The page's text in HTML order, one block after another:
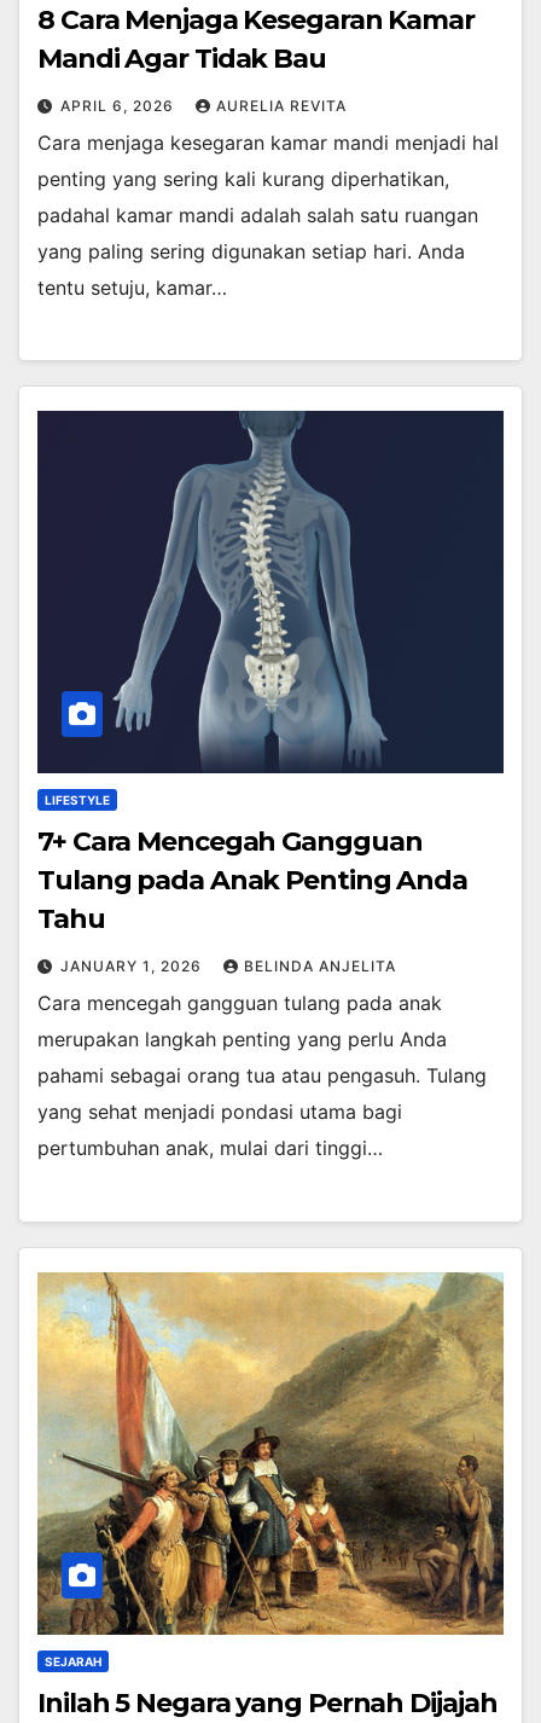
8 Cara Menjaga Kesegaran Kamar
Mandi Agar Tidak Bau
APRIL 6, 2026 AURELIA REVITA
Cara menjaga kesegaran kamar mandi menjadi hal
penting yang sering kali kurang diperhatikan,
padahal kamar mandi adalah salah satu ruangan
yang paling sering digunakan setiap hari. Anda
tentu setuju, kamar…
LIFESTYLE
7+ Cara Mencegah Gangguan
Tulang pada Anak Penting Anda
Tahu
JANUARY 1, 2026 BELINDA ANJELITA
Cara mencegah gangguan tulang pada anak
merupakan langkah penting yang perlu Anda
pahami sebagai orang tua atau pengasuh. Tulang
yang sehat menjadi pondasi utama bagi
pertumbuhan anak, mulai dari tinggi…
SEJARAH
Inilah 5 Negara yang Pernah Dijajah